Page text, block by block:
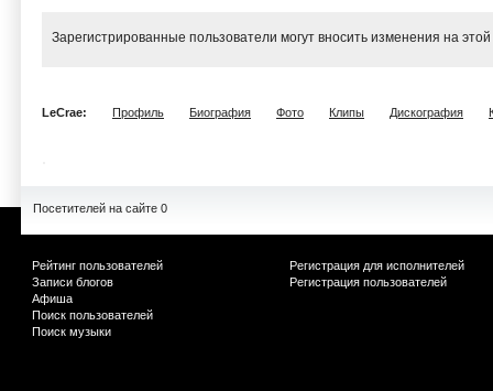
Зарегистрированные пользователи могут вносить изменения на
LeCrae: Профиль Биография Фото Клипы Дискография
Посетителей на сайте 0
Рейтинг пользователей
Записи блогов
Афиша
Поиск пользователей
Поиск музыки
Регистрация для исполнителей
Регистрация пользователей